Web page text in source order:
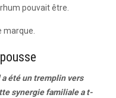
pouvait être.
marque.
été un tremplin vers
synergie familiale a t-